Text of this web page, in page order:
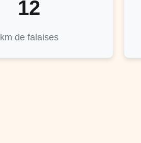
12
km de falaises